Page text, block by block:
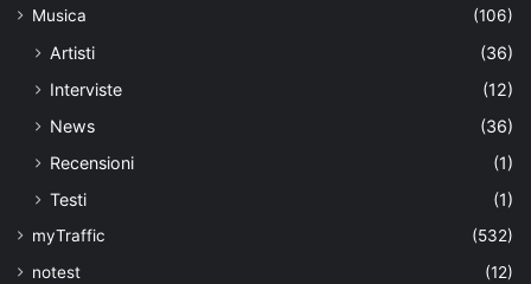
Musica (106)
Artisti
(36)
Interviste
(12)
News
(36)
Recensioni
(1)
Testi
(1)
myTraffic
(532)
notest
(12)